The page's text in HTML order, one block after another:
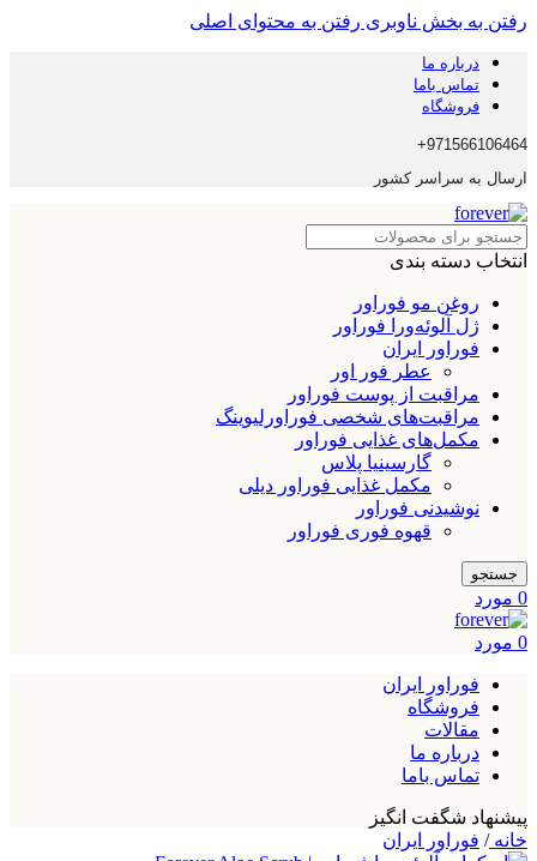
رفتن به بخش ناوبری رفتن به محتوای اصلی
درباره ما
تماس باما
فروشگاه
971566106464+
ارسال به سراسر کشور
انتخاب دسته بندی
روغن مو فوراور
ژل آلوئه‌ورا فوراور
فوراور ایران
عطر فور اور
مراقبت از پوست فوراور
مراقبت‌های شخصی فوراورلیوینگ
مکمل‌های غذایی فوراور
گارسینیا پلاس
مکمل غذایی فوراور دیلی
نوشیدنی فوراور
قهوه فوری فوراور
جستجو
0 مورد
0 مورد
فوراور ایران
فروشگاه
مقالات
درباره ما
تماس باما
پیشنهاد شگفت انگیز
خانه/ فوراور ایران